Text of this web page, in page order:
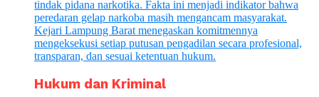
Hukum dan Kriminal